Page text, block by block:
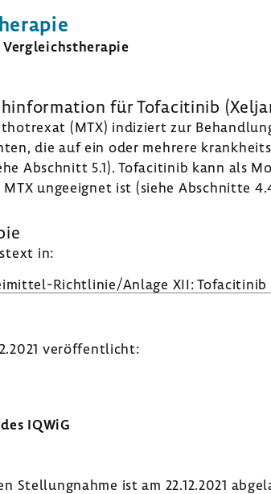
für Tofa­ci­tinib
(MTX) indi­ziert zur
die auf ein oder mehrere
Abschnitt 5.1). Tofa­ci­tinib kann als
unge­eignet ist (siehe Abschnitte
in:
​Richtlinie/Anlage XII:
veröf­fent­licht:
IQWiG
Stel­lung­nahme ist am 22.12.2021